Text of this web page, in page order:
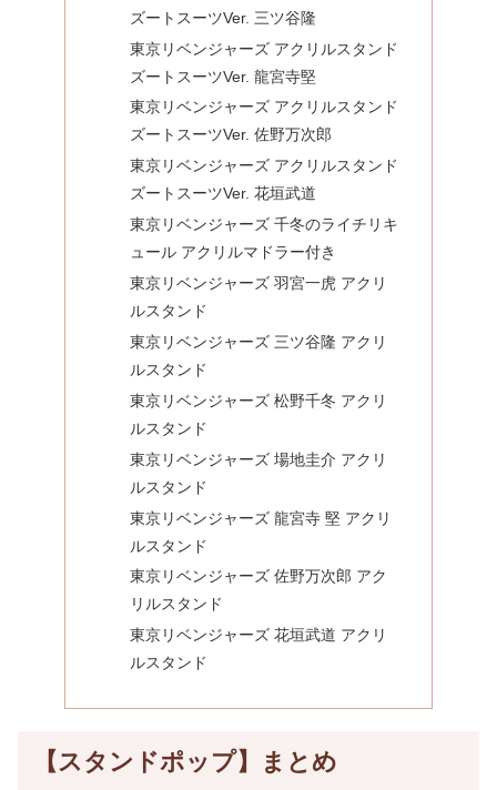
ズートスーツVer. 三ツ谷隆
東京リベンジャーズ アクリルスタンド
ズートスーツVer. 龍宮寺堅
東京リベンジャーズ アクリルスタンド
ズートスーツVer. 佐野万次郎
東京リベンジャーズ アクリルスタンド
ズートスーツVer. 花垣武道
東京リベンジャーズ 千冬のライチリキ
ュール アクリルマドラー付き
東京リベンジャーズ 羽宮一虎 アクリ
ルスタンド
東京リベンジャーズ 三ツ谷隆 アクリ
ルスタンド
東京リベンジャーズ 松野千冬 アクリ
ルスタンド
東京リベンジャーズ 場地圭介 アクリ
ルスタンド
東京リベンジャーズ 龍宮寺 堅 アクリ
ルスタンド
東京リベンジャーズ 佐野万次郎 アク
リルスタンド
東京リベンジャーズ 花垣武道 アクリ
ルスタンド
【スタンドポップ】まとめ